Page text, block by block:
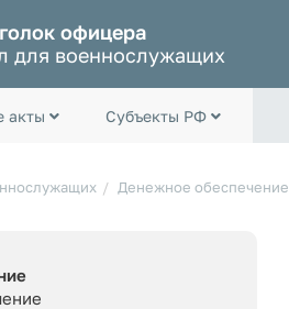
офицера
для военнослужащих
акты Субъекты РФ
Денежное обеспечение